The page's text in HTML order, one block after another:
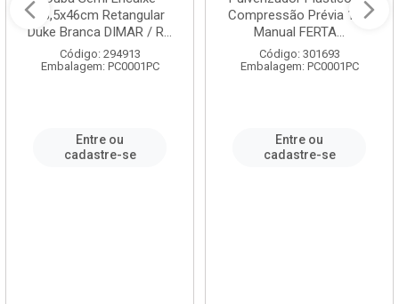
58,5x46cm Retangular
Duke Branca DIMAR / R...
Código: 294913
Embalagem: PC0001PC
Entre ou
cadastre-se
Compressão Prévia 1,5L
Manual FERTA...
Código: 301693
Embalagem: PC0001PC
Entre ou
cadastre-se